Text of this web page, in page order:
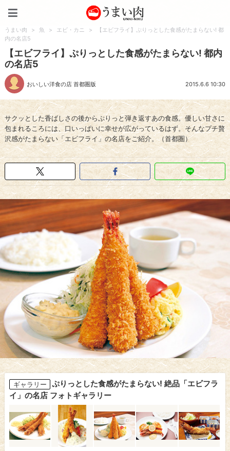
うまい肉 > 魚 > エビ・カニ >
【エビフライ】ぷりっとした食感がたまらない! 都
内の名店5
【エビフライ】ぷりっとした食感がたまらない! 都内
の名店5
おいしい洋食の店 首都圏版 2015.6.6 10:30
サクッとした香ばしさの後からぷりっと弾き返すあの食感。優しい甘さに
包まれるころには、口いっぱいに幸せが広がっているはず。そんなプチ贅
沢感がたまらない「エビフライ」の名店をご紹介。（首都圏）
ギャラリー
ぷりっとした食感がたまらない! 絶品「エビフラ
イ」の名店 フォトギャラリー